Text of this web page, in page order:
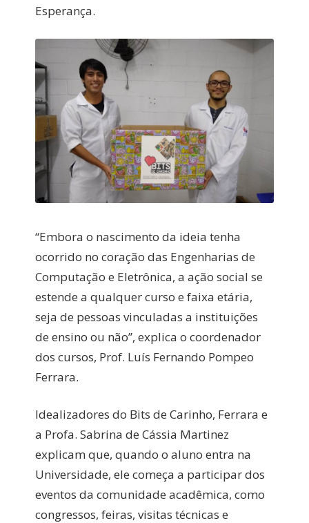
Esperança.
“Embora o nascimento da ideia tenha
ocorrido no coração das Engenharias de
Computação e Eletrônica, a ação social se
estende a qualquer curso e faixa etária,
seja de pessoas vinculadas a instituições
de ensino ou não”, explica o coordenador
dos cursos, Prof. Luís Fernando Pompeo
Ferrara.
Idealizadores do Bits de Carinho, Ferrara e
a Profa. Sabrina de Cássia Martinez
explicam que, quando o aluno entra na
Universidade, ele começa a participar dos
eventos da comunidade acadêmica, como
congressos, feiras, visitas técnicas e